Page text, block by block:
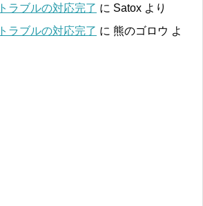
ラブルの対応完了 に Satox より
ラブルの対応完了 に 熊のゴロウ よ